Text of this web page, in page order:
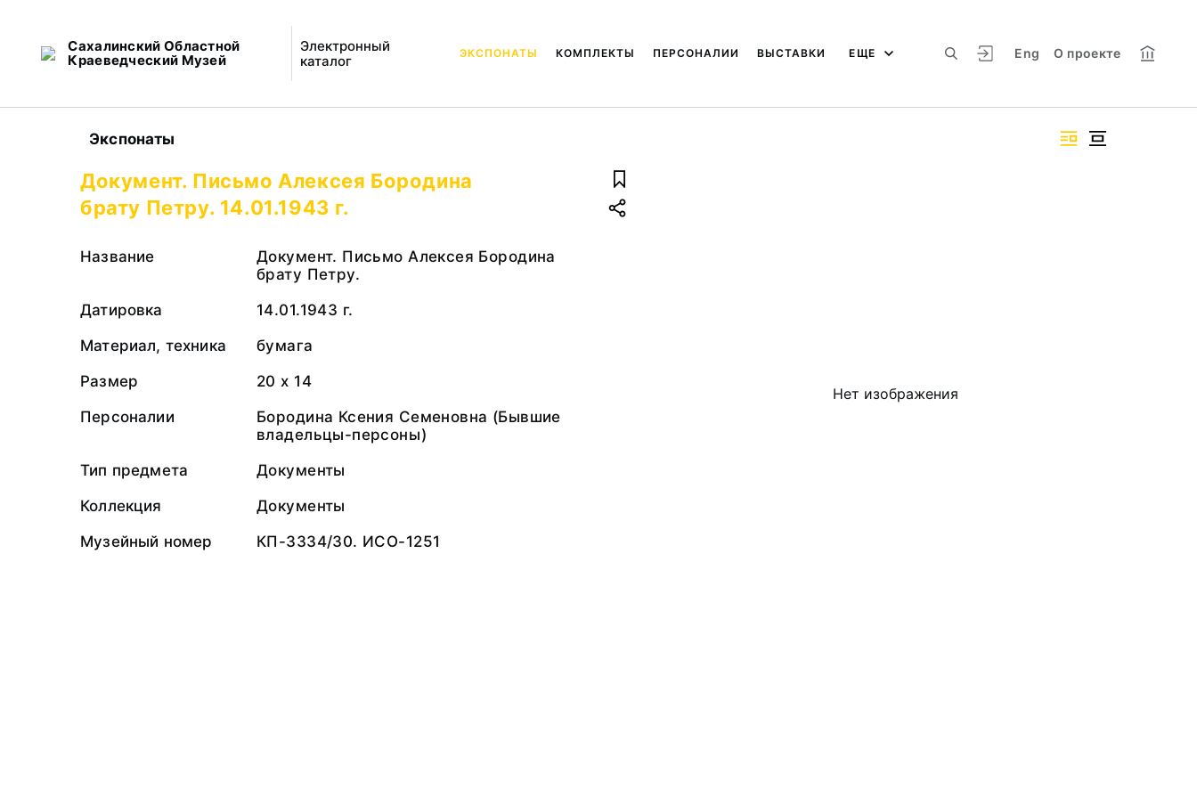
Сахалинский Областной
Краеведческий Музей
Электронный
каталог
Eng О проекте
ЭКСПОНАТЫ КОМПЛЕКТЫ ПЕРСОНАЛИИ ВЫСТАВКИ ЕЩЕ
Экспонаты
Нет изображения
Документ. Письмо Алексея Бородина
брату Петру. 14.01.1943 г.
Название
Документ. Письмо Алексея Бородина
брату Петру.
Датировка
14.01.1943 г.
Материал, техника
бумага
Размер
20 х 14
Персоналии
Бородина Ксения Семеновна (Бывшие
владельцы-персоны)
Тип предмета
Документы
Коллекция
Документы
Музейный номер
КП-3334/30. ИСО-1251